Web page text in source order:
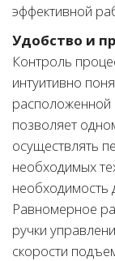
эффективной
Удобство и
Контроль
интуитивно
расположенной
позволяет
осуществлять
необходимых
необходимость
Равномерное
ручки
скорости